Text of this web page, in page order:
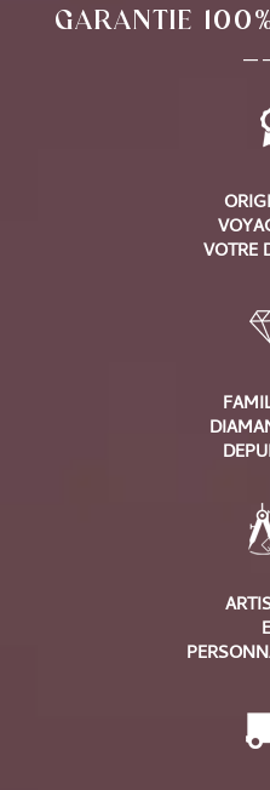
GARANTIE
VOTRE